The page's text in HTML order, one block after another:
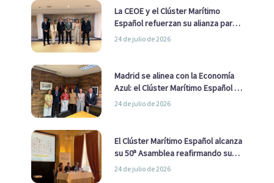
La CEOE y el Clúster Marítimo
Español refuerzan su alianza para
impulsar una estrategia Nacional
24 de julio de 2026
Madrid se alinea con la Economía
Azul: el Clúster Marítimo Español y
la Real Liga Naval avanzan alianzas
24 de julio de 2026
El Clúster Marítimo Español alcanza
su 50ª Asamblea reafirmando su
liderazgo en la Economía Azul
24 de julio de 2026